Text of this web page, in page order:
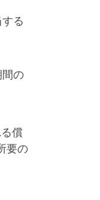
る
間の
償
要の